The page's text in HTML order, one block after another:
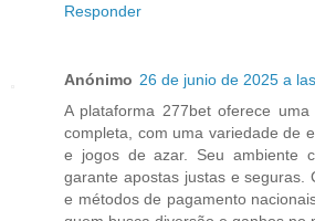
Responder
Anónimo 26 de junio de 2025 a
A plataforma 277bet oferece
completa, com uma variedade de
e jogos de azar. Seu ambiente
garante apostas justas e seguras.
e métodos de pagamento